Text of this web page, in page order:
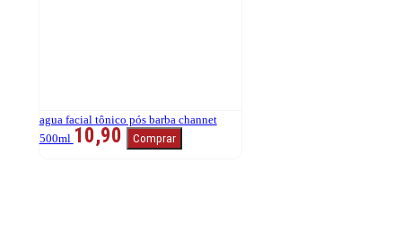
agua facial tônico pós barba channet
500ml 10,90 Comprar